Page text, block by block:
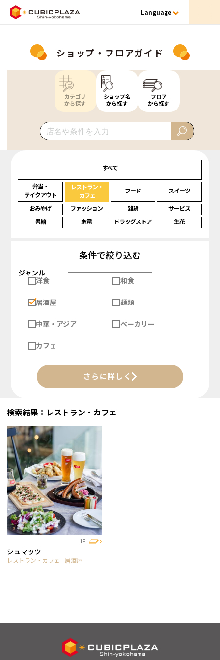
Language
ショップ・フロアガイド
カテゴリ
から探す
ショップ名
から探す
フロア
から探す
すべて
弁当・
テイクアウト
レストラン・
カフェ
フード スイーツ
おみやげ ファッション 雑貨
サービス
書籍
家電 ドラッグストア 生花
条件で絞り込む
ジャンル
洋食
和食
居酒屋 麺類
中華・アジア ベーカリー
カフェ
さらに詳しく
検索結果：レストラン・カフェ
1F
シュマッツ
レストラン・カフェ - 居酒屋